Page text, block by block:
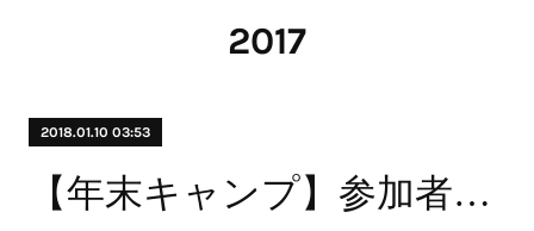
2017
2018.01.10 03:53
【年末キャンプ】参加者アンケート ご協力のお願い